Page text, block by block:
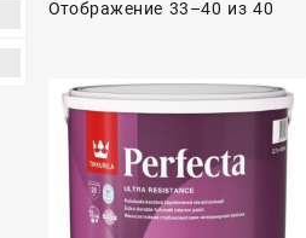
Отображение 33–40 из 40